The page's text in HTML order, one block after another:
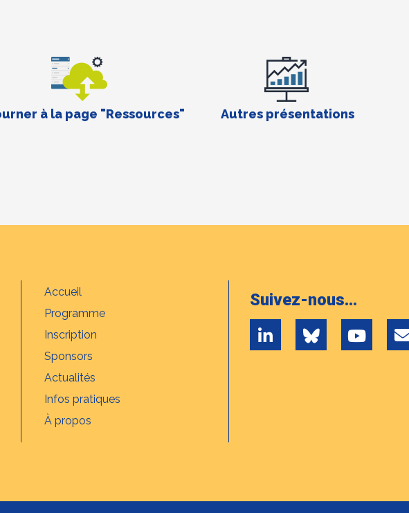
à la page "Ressources" Autres présentations
Accueil
Programme
Inscription
Sponsors
Actualités
Infos pratiques
À propos
Suivez-nous...